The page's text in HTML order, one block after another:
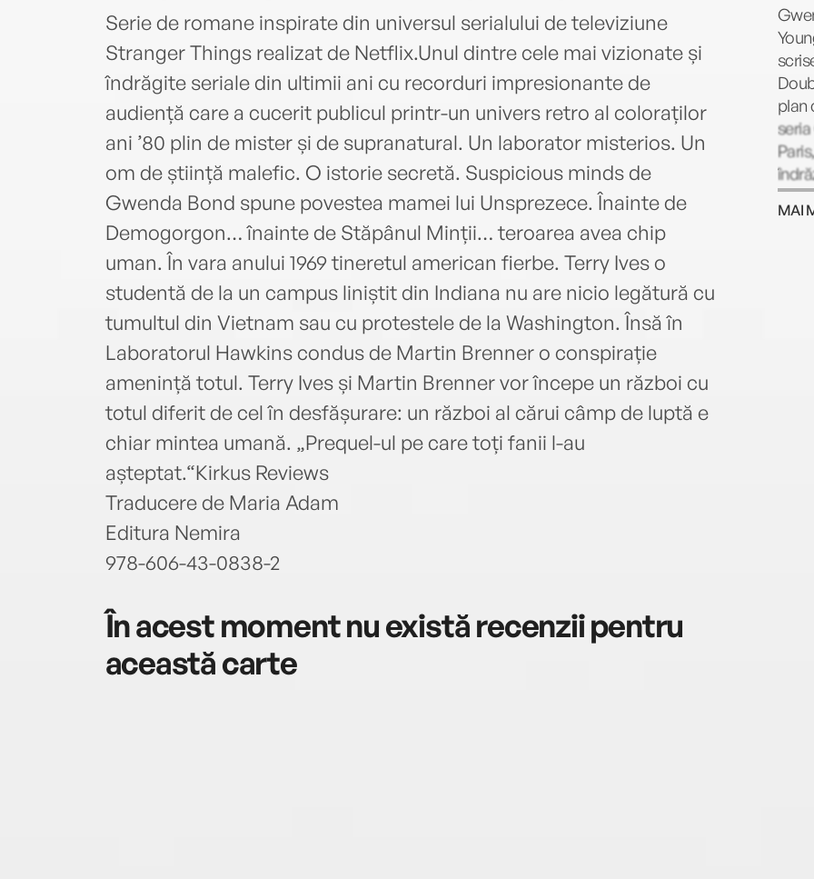
Serie de romane inspirate din universul serialului de televiziune
Stranger Things realizat de Netflix.Unul dintre cele mai vizionate și
îndrăgite seriale din ultimii ani cu recorduri impresionante de
audiență care a cucerit publicul printr-un univers retro al coloraților
ani ’80 plin de mister și de supranatural. Un laborator misterios. Un
om de știință malefic. O istorie secretă. Suspicious minds de
Gwenda Bond spune povestea mamei lui Unsprezece. Înainte de
Demogorgon… înainte de Stăpânul Minții… teroarea avea chip
uman. În vara anului 1969 tineretul american fierbe. Terry Ives o
studentă de la un campus liniștit din Indiana nu are nicio legătură cu
tumultul din Vietnam sau cu protestele de la Washington. Însă în
Laboratorul Hawkins condus de Martin Brenner o conspirație
amenință totul. Terry Ives și Martin Brenner vor începe un război cu
totul diferit de cel în desfășurare: un război al cărui câmp de luptă e
chiar mintea umană. „Prequel-ul pe care toți fanii l-au
așteptat.“Kirkus Reviews
Traducere de Maria Adam
Editura Nemira
978-606-43-0838-2
În acest moment nu există recenzii pentru
această carte
plan
MAI